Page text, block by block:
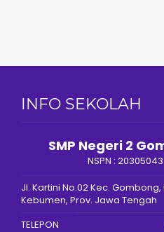
INFO SEKOLAH
SMP Negeri 2
NSPN :20305043
Jl. Kartini No.02 Kec. Gombong,
Kebumen, Prov. Jawa Tengah
TELEPON